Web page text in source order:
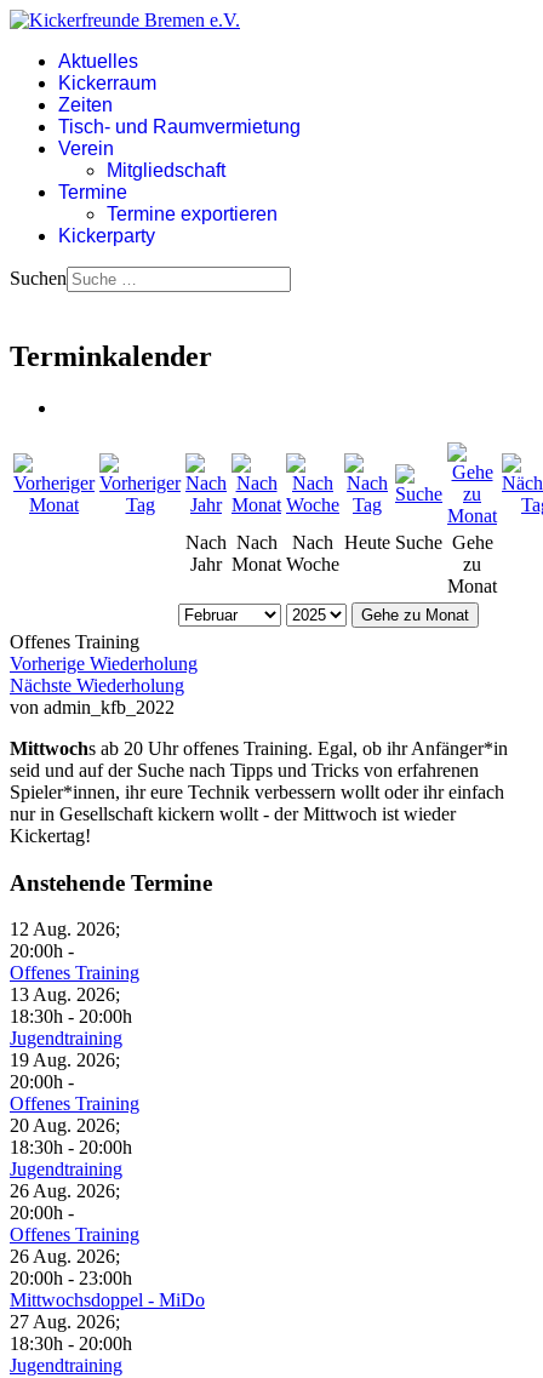
Aktuelles
Kickerraum
Zeiten
Tisch- und Raumvermietung
Verein
Mitgliedschaft
Termine
Termine exportieren
Kickerparty
Suchen
Terminkalender
Nach
Jahr
Nach
Monat
Nach
Woche
Heute Suche Gehe
zu
Monat
Gehe zu Monat
Offenes Training
Vorherige Wiederholung
Nächste Wiederholung
von admin_kfb_2022
Mittwochs ab 20 Uhr offenes Training. Egal, ob ihr Anfänger*in
seid und auf der Suche nach Tipps und Tricks von erfahrenen
Spieler*innen, ihr eure Technik verbessern wollt oder ihr einfach
nur in Gesellschaft kickern wollt - der Mittwoch ist wieder
Kickertag!
Anstehende Termine
12 Aug. 2026;
20:00h -
Offenes Training
13 Aug. 2026;
18:30h - 20:00h
Jugendtraining
19 Aug. 2026;
20:00h -
Offenes Training
20 Aug. 2026;
18:30h - 20:00h
Jugendtraining
26 Aug. 2026;
20:00h -
Offenes Training
26 Aug. 2026;
20:00h - 23:00h
Mittwochsdoppel - MiDo
27 Aug. 2026;
18:30h - 20:00h
Jugendtraining